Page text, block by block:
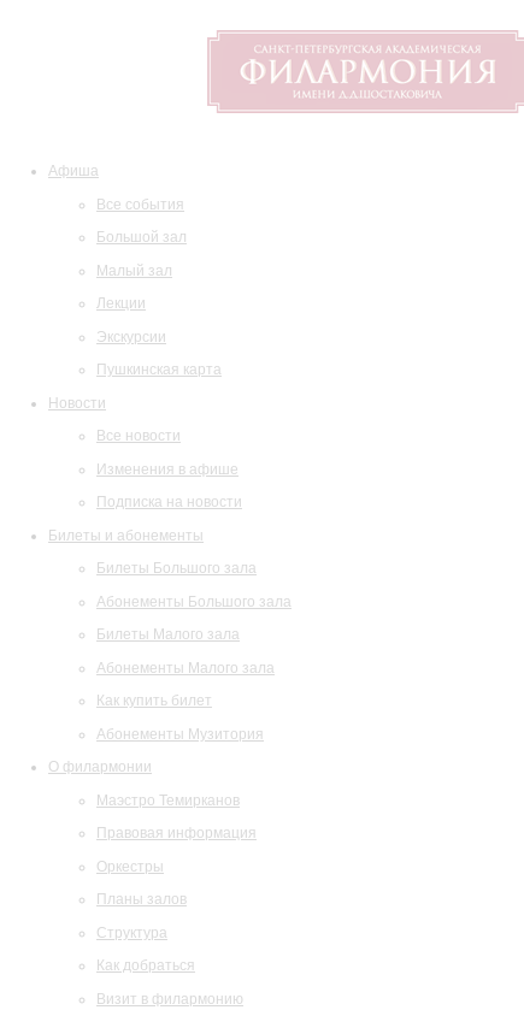
Афиша
Все события
Большой зал
Малый зал
Лекции
Экскурсии
Пушкинская карта
Новости
Все новости
Изменения в афише
Подписка на новости
Билеты и абонементы
Билеты Большого зала
Абонементы Большого зала
Билеты Малого зала
Абонементы Малого зала
Как купить билет
Абонементы Музитория
О филармонии
Маэстро Темирканов
Правовая информация
Оркестры
Планы залов
Структура
Как добраться
Визит в филармонию